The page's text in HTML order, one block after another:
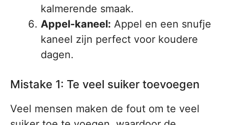
kalmerende smaak.
Appel-kaneel: Appel en een snufje
kaneel zijn perfect voor koudere
dagen.
Mistake 1: Te veel suiker toevoegen
Veel mensen maken de fout om te veel